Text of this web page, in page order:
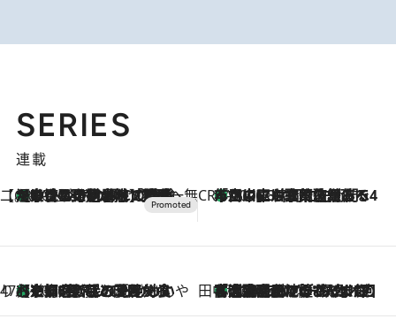
SERIES
連載
【CREA×星野リゾート】唯一無二。癒しと発見が待つ場所へ
2026.8.7
【トンボの足水浴】ヒノキの香りに包まれて涼感マックス！約13℃の湧水かけ流しを避暑地「星野温泉 トンボの湯」で体験 CREA'S CHOICE
2026.8.7
「立川にも歌舞伎があるんだよ」 片岡仁左衛門・市川中車ら豪華座組みで4年目の立川立飛歌舞伎へ
47都道府県の手みやげ ひんやりスイーツで夏を満喫
2026.8.7
【京都府】この夏絶対食べたい 冷やしておいしいおやつ3選 ひと口目から心を掴む新緑のテリーヌ 田中稲の勝手に再ブーム
2026.8.7
「湘南乃風に憧れて」観客大盛上がりの“タオル回し”に、ラッパー顔負けの高速歌唱まで…さだまさし（74）のアグレッシブすぎる現在地